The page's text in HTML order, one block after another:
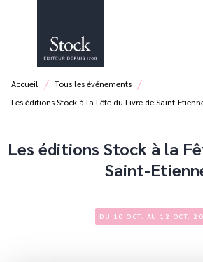
PIED DE PAGE
Accueil / Tous les événements /
Les éditions Stock à la Fête du Livre de Saint-
Les éditions Stock à la
Saint-
DU 10 OCT. AU 12 OCT.